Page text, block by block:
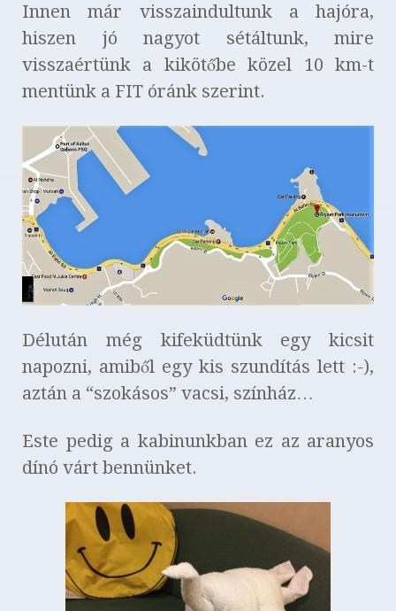
Innen már visszaindultunk a hajóra,
hiszen jó nagyot sétáltunk, mire
visszaértünk a kikötőbe közel 10 km-t
mentünk a FIT óránk szerint.
Délután még kifeküdtünk egy kicsit
napozni, amiből egy kis szundítás lett :-),
aztán a “szokásos” vacsi, színház…
Este pedig a kabinunkban ez az aranyos
dínó várt bennünket.